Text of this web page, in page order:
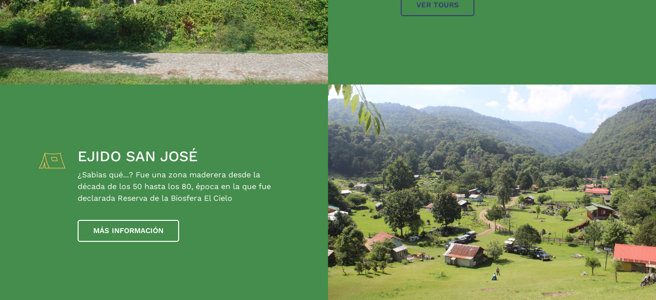
VER TOURS
EJIDO SAN JOSÉ
¿Sabias qué...? Fue una zona maderera desde la
década de los 50 hasta los 80, época en la que fue
declarada Reserva de la Biosfera El Cielo
MÁS INFORMACIÓN